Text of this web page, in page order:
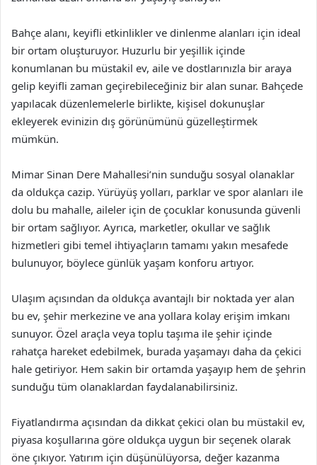
Bahçe alanı, keyifli etkinlikler ve dinlenme alanları için ideal
bir ortam oluşturuyor. Huzurlu bir yeşillik içinde
konumlanan bu müstakil ev, aile ve dostlarınızla bir araya
gelip keyifli zaman geçirebileceğiniz bir alan sunar. Bahçede
yapılacak düzenlemelerle birlikte, kişisel dokunuşlar
ekleyerek evinizin dış görünümünü güzelleştirmek
mümkün.
Mimar Sinan Dere Mahallesi’nin sunduğu sosyal olanaklar
da oldukça cazip. Yürüyüş yolları, parklar ve spor alanları ile
dolu bu mahalle, aileler için de çocuklar konusunda güvenli
bir ortam sağlıyor. Ayrıca, marketler, okullar ve sağlık
hizmetleri gibi temel ihtiyaçların tamamı yakın mesafede
bulunuyor, böylece günlük yaşam konforu artıyor.
Ulaşım açısından da oldukça avantajlı bir noktada yer alan
bu ev, şehir merkezine ve ana yollara kolay erişim imkanı
sunuyor. Özel araçla veya toplu taşıma ile şehir içinde
rahatça hareket edebilmek, burada yaşamayı daha da çekici
hale getiriyor. Hem sakin bir ortamda yaşayıp hem de şehrin
sunduğu tüm olanaklardan faydalanabilirsiniz.
Fiyatlandırma açısından da dikkat çekici olan bu müstakil ev,
piyasa koşullarına göre oldukça uygun bir seçenek olarak
öne çıkıyor. Yatırım için düşünülüyorsa, değer kazanma